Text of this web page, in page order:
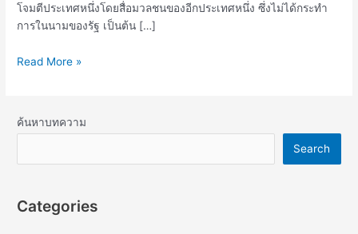
โจมตีประเทศหนึ่งโดยสื่อมวลชนของอีกประเทศหนึ่ง ซึ่งไม่ได้กระทำ
การในนามของรัฐ เป็นต้น […]
Read More »
ค้นหาบทความ
Search
Categories